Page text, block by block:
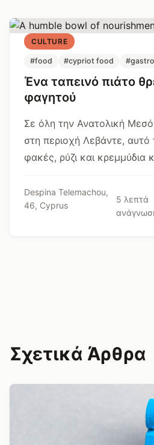
CULTURE
#food #cypriot food
Ένα ταπεινό πιάτο
φαγητού
Σε όλη την Ανατολική
στη περιοχή Λεβάντε, αυτό
φακές, ρύζι και κρεμμύδια
συνέχειας.
Despina Telemachou,
46, Cyprus
5 λεπτά
Σχετικά Άρθρα